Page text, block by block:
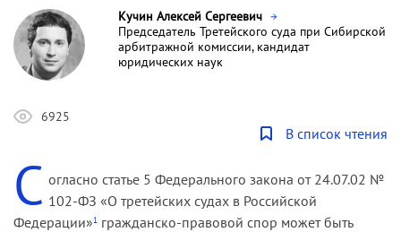
Кучин Алексей Сергеевич
Председатель Третейского суда при Сибирской
арбитражной комиссии, кандидат
юридических наук
6925
В список чтения
С огласно статье 5 Федерального закона от 24.07.02 №
102-ФЗ «О третейских судах в Российской
Федерации»1
гражданско-правовой спор может быть